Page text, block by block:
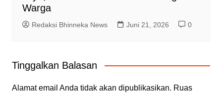
Warga
Redaksi Bhinneka News Juni 21, 2026 0
Tinggalkan Balasan
Alamat email Anda tidak akan dipublikasikan. Ruas